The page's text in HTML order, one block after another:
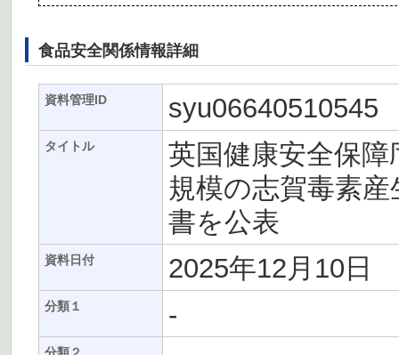
食品安全関係情報詳細
資料管理ID syu06640510545
タイトル
英国健康安全保
規模の志賀毒素
書を公表
資料日付 2025年12月10日
分類１ -